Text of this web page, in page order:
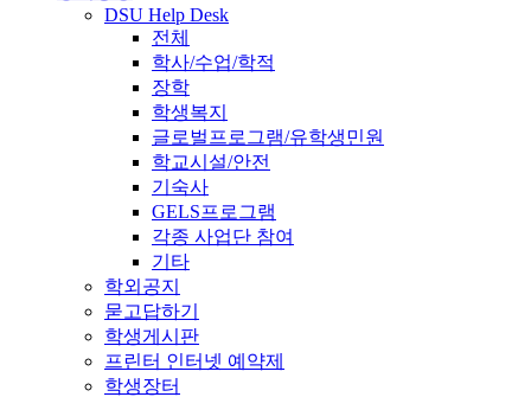
DSU Help Desk
전체
학사/수업/학적
장학
학생복지
글로벌프로그램/유학생민원
학교시설/안전
기숙사
GELS프로그램
각종 사업단 참여
기타
학외공지
묻고답하기
학생게시판
프린터 인터넷 예약제
학생장터